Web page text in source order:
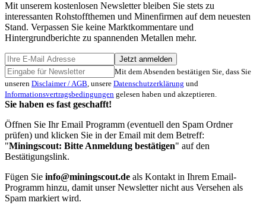
Mit unserem kostenlosen Newsletter bleiben Sie stets zu
interessanten Rohstoffthemen und Minenfirmen auf dem neuesten
Stand. Verpassen Sie keine Marktkommentare und
Hintergrundberichte zu spannenden Metallen mehr.
Jetzt anmelden
Mit dem Absenden bestätigen Sie, dass Sie
unseren Disclaimer / AGB, unsere Datenschutzerklärung und
Informationsvertragsbedingungen gelesen haben und akzeptieren.
Sie haben es fast geschafft!
Öffnen Sie Ihr Email Programm (eventuell den Spam Ordner
prüfen) und klicken Sie in der Email mit dem Betreff:
"Miningscout: Bitte Anmeldung bestätigen" auf den
Bestätigungslink.
Fügen Sie info@miningscout.de als Kontakt in Ihrem Email-
Programm hinzu, damit unser Newsletter nicht aus Versehen als
Spam markiert wird.